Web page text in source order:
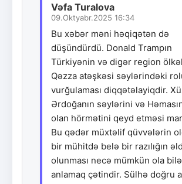
Vəfa Turalova
09.Oktyabr.2025 16:34
Bu xəbər məni həqiqətən də
düşündürdü. Donald Trampın
Türkiyənin və digər region
Qəzza atəşkəsi səylərindəki
vurğulaması diqqətəlayiqdir.
Ərdoğanın səylərini və
olan hörmətini qeyd etməsi
Bu qədər müxtəlif qüvvələrin
bir mühitdə belə bir razılığın
olunması necə mümkün ola
anlamaq çətindir. Sülhə doğru